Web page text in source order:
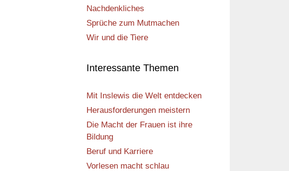
Nachdenkliches
Sprüche zum Mutmachen
Wir und die Tiere
Interessante Themen
Mit Inslewis die Welt entdecken
Herausforderungen meistern
Die Macht der Frauen ist ihre
Bildung
Beruf und Karriere
Vorlesen macht schlau